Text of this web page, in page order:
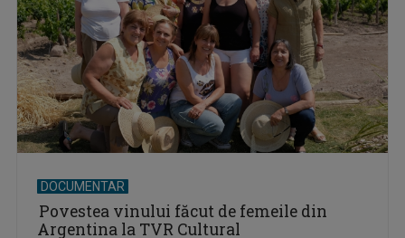
DOCUMENTAR
Povestea vinului făcut de femeile din
Argentina la TVR Cultural